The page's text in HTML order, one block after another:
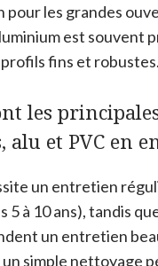
pour les grandes
est souvent
profils fins et robustes.
les
alu et PVC en
un entretien
5 à 10 ans), tandis
un entretien
un simple nettoyage